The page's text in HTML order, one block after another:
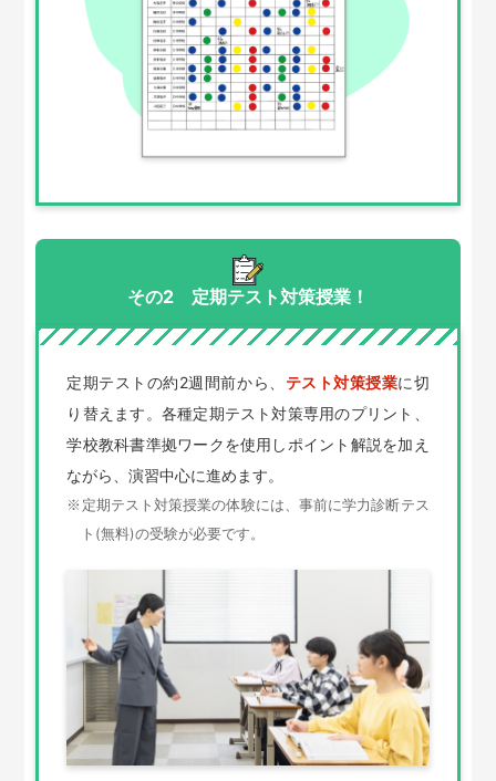
その2 定期テスト対策授業！
定期テストの約2週間前から、 テスト対策授業に切
り替えます。各種定期テスト対策専用のプリント、
学校教科書準拠ワークを使用しポイント解説を加え
ながら、演習中心に進めます。
※ 定期テスト対策授業の体験には、事前に学力診断テス
ト(無料)の受験が必要です。